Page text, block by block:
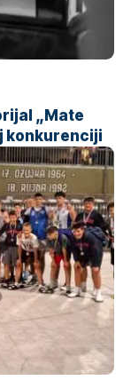
„Mate
konkurenciji